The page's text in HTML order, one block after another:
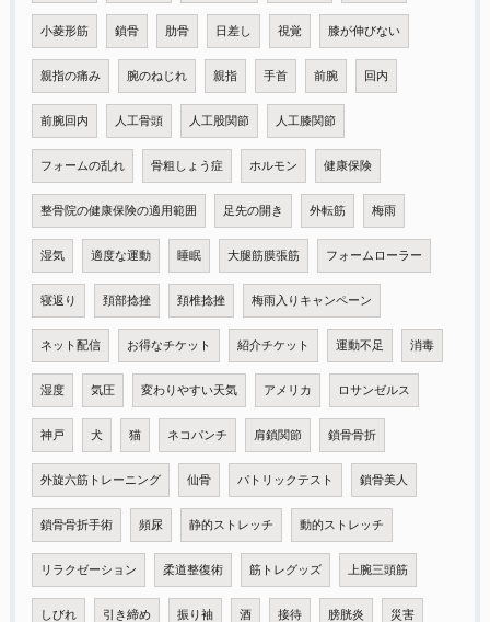
小菱形筋 鎖骨 肋骨 日差し 視覚 膝が伸びない
親指の痛み 腕のねじれ 親指 手首 前腕 回内
前腕回内 人工骨頭 人工股関節 人工膝関節
フォームの乱れ 骨粗しょう症 ホルモン 健康保険
整骨院の健康保険の適用範囲 足先の開き 外転筋 梅雨
湿気 適度な運動 睡眠 大腿筋膜張筋 フォームローラー
寝返り 頚部捻挫 頚椎捻挫 梅雨入りキャンペーン
ネット配信 お得なチケット 紹介チケット 運動不足 消毒
湿度 気圧 変わりやすい天気 アメリカ ロサンゼルス
神戸 犬 猫 ネコパンチ 肩鎖関節 鎖骨骨折
外旋六筋トレーニング 仙骨 パトリックテスト 鎖骨美人
鎖骨骨折手術 頻尿 静的ストレッチ 動的ストレッチ
リラクゼーション 柔道整復術 筋トレグッズ 上腕三頭筋
しびれ 引き締め 振り袖 酒 接待 膀胱炎 災害